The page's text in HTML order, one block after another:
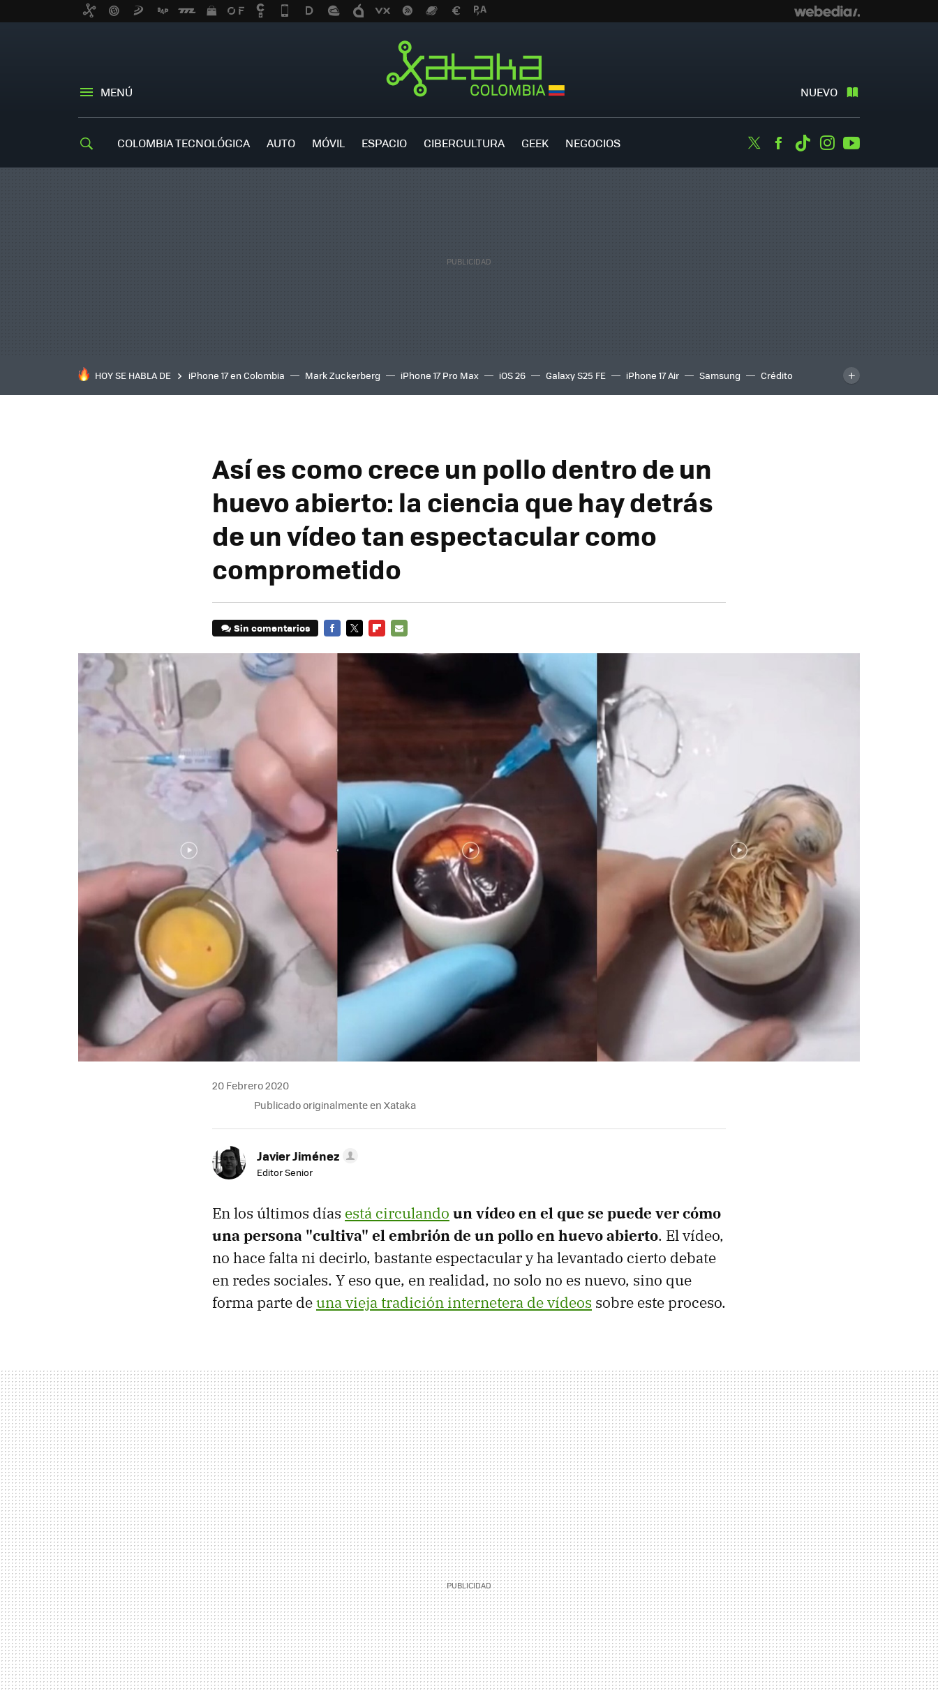
MENÚ NUEVO
COLOMBIA TECNOLÓGICA AUTO MÓVIL ESPACIO CIBERCULTURA GEEK NEGOCIOS TwitterFacebook
TiktokInstagram
HOY SE HABLA DE iPhone 17 en Colombia Mark Zuckerberg iPhone 17 Pro Max iOS 26 Galaxy S25 FE iPhone 17 Air Samsung
Crédito
inteligente
IA TCL C8K
Así es como crece un pollo dentro de un
huevo abierto: la ciencia que hay detrás
de un vídeo tan espectacular como
comprometido
Sin comentarios
20 Febrero 2020
Publicado originalmente en Xataka
Javier Jiménez
Editor Senior
En los últimos días está circulando un vídeo en el que se puede ver cómo
una persona "cultiva" el embrión de un pollo en huevo abierto. El vídeo,
no hace falta ni decirlo, bastante espectacular y ha levantado cierto debate
en redes sociales. Y eso que, en realidad, no solo no es nuevo, sino que
forma parte deuna vieja tradición internetera de vídeos sobre este proceso.